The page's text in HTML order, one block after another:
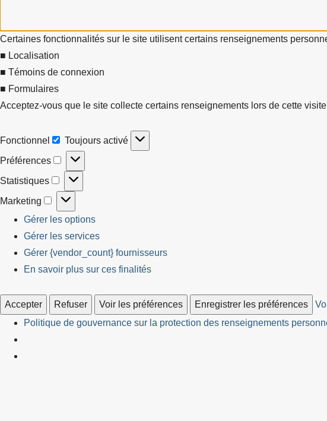
Certaines fonctionnalités sur le site utilisent certains renseignements
■ Localisation
■ Témoins de connexion
■ Formulaires
Acceptez-vous que le site collecte certains renseignements lors de cette
Fonctionnel
Fonctionnel
Toujours activé
Préférences
Préférences
Statistiques
Statistiques
Marketing
Marketing
Gérer les options
Gérer les services
Gérer {vendor_count} fournisseurs
En savoir plus sur ces finalités
Accepter Refuser Voir les préférences Enregistrer les préférences
Politique de gouvernance sur la protection des renseignements